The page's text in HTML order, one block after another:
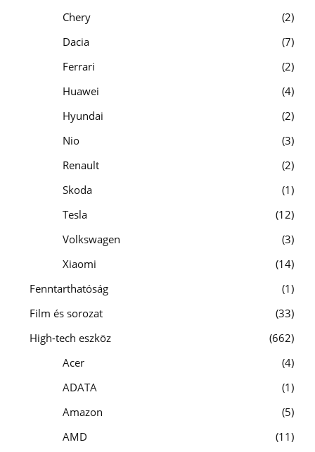
Chery
2
Dacia
7
Ferrari
2
Huawei
4
Hyundai
2
Nio
3
Renault
2
Skoda
1
Tesla
12
Volkswagen
3
Xiaomi
14
Fenntarthatóság
1
Film és sorozat
33
High-tech eszköz
662
Acer
4
ADATA
1
Amazon
5
AMD
11